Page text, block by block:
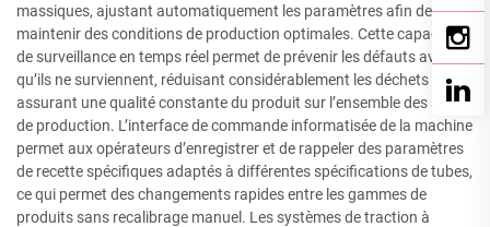
massiques, ajustant automatiquement les paramètres afin de
maintenir des conditions de production optimales. Cette capacité
de surveillance en temps réel permet de prévenir les défauts avant
qu’ils ne surviennent, réduisant considérablement les déchets et
assurant une qualité constante du produit sur l’ensemble des séries
de production. L’interface de commande informatisée de la machine
permet aux opérateurs d’enregistrer et de rappeler des paramètres
de recette spécifiques adaptés à différentes spécifications de tubes,
ce qui permet des changements rapides entre les gammes de
produits sans recalibrage manuel. Les systèmes de traction à